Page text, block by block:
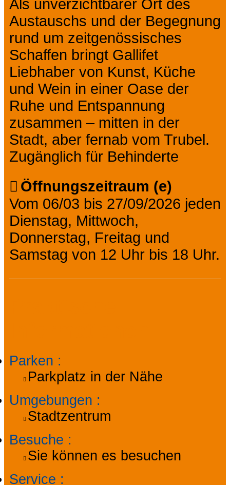
Als unverzichtbarer Ort des
Austauschs und der Begegnung
rund um zeitgenössisches
Schaffen bringt Gallifet
Liebhaber von Kunst, Küche
und Wein in einer Oase der
Ruhe und Entspannung
zusammen – mitten in der
Stadt, aber fernab vom Trubel.
Zugänglich für Behinderte
Öffnungszeitraum (e)
Vom 06/03 bis 27/09/2026 jeden
Dienstag, Mittwoch,
Donnerstag, Freitag und
Samstag von 12 Uhr bis 18 Uhr.
Parken :
Parkplatz in der Nähe
Umgebungen :
Stadtzentrum
Besuche :
Sie können es besuchen
Service :